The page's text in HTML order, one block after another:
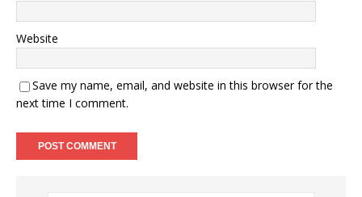
Website
Save my name, email, and website in this browser for the
next time I comment.